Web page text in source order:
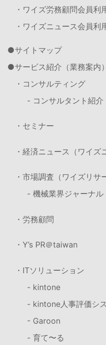
・ワイズ労務顧問会員利
・ワイズニュース会員利
サイトマップ
サービス紹介（業務案内）
・コンサルティング
- コンサルタント紹介
・セミナー
・経済ニュース（ワイズ
・市場調査（ワイズリサ
- 機械業界ジャーナル
・労務顧問
・Y’s PR＠taiwan
・ITソリューション
- kintone
- kintone人事評価シ
- Garoon
- 育て〜る